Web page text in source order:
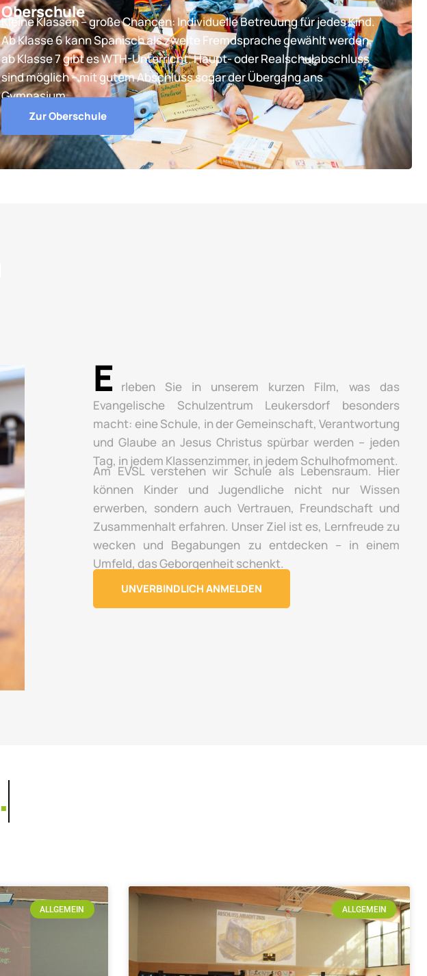
Oberschule
Kleine Klassen – große Chancen: Individuelle Betreuung für jedes Kind.
Ab Klasse 6 kann Spanisch als zweite Fremdsprache gewählt werden,
ab Klasse 7 gibt es WTH-Unterricht. Haupt- oder Realschulabschluss
sind möglich – mit gutem Abschluss sogar der Übergang ans
Gymnasium.
Zur Oberschule
E
rleben Sie in unserem kurzen Film, was das
Evangelische Schulzentrum Leukersdorf besonders
macht: eine Schule, in der Gemeinschaft, Verantwortung
und Glaube an Jesus Christus spürbar werden – jeden
Tag, in jedem Klassenzimmer, in jedem Schulhofmoment.
Am EVSL verstehen wir Schule als Lebensraum. Hier
können Kinder und Jugendliche nicht nur Wissen
erwerben, sondern auch Vertrauen, Freundschaft und
Zusammenhalt erfahren. Unser Ziel ist es, Lernfreude zu
wecken und Begabungen zu entdecken – in einem
Umfeld, das Geborgenheit schenkt.
UNVERBINDLICH ANMELDEN
ALLGEMEIN ALLGEMEIN